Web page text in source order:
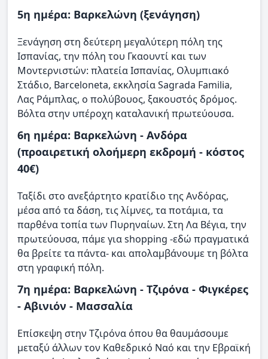
5η ημέρα: Βαρκελώνη (ξενάγηση)
Ξενάγηση στη δεύτερη μεγαλύτερη πόλη της
Ισπανίας, την πόλη του Γκαουντί και των
Μοντερνιστών: πλατεία Ισπανίας, Ολυμπιακό
Στάδιο, Βarceloneta, εκκλησία Sagrada Familia,
Λας Ράμπλας, ο πολύβουος, ξακουστός δρόμος.
Βόλτα στην υπέροχη καταλανική πρωτεύουσα.
6η ημέρα: Βαρκελώνη - Ανδόρα
(προαιρετική ολοήμερη εκδρομή - κόστος
40€)
Ταξίδι στο ανεξάρτητο κρατίδιο της Ανδόρας,
μέσα από τα δάση, τις λίμνες, τα ποτάμια, τα
παρθένα τοπία των Πυρηναίων. Στη Λα Βέγια, την
πρωτεύουσα, πάμε για shopping -εδώ πραγματικά
θα βρείτε τα πάντα- και απολαμβάνουμε τη βόλτα
στη γραφική πόλη.
7η ημέρα: Βαρκελώνη - Τζιρόνα - Φιγκέρες
- Αβινιόν - Μασσαλία
Επίσκεψη στην Τζιρόνα όπου θα θαυμάσουμε
μεταξύ άλλων τον Καθεδρικό Ναό και την Εβραϊκή